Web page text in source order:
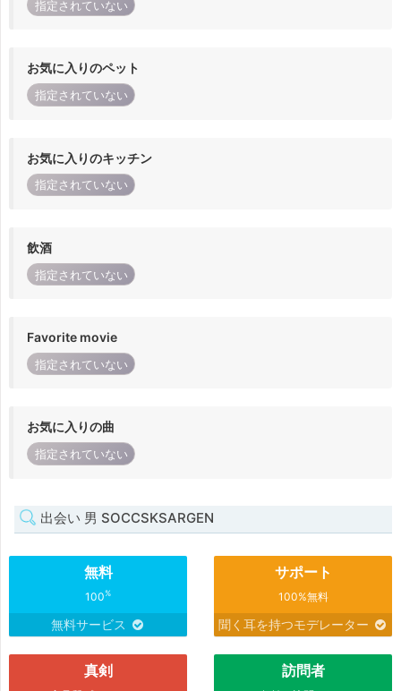
指定されていない
お気に入りのペット
指定されていない
お気に入りのキッチン
指定されていない
飲酒
指定されていない
Favorite movie
指定されていない
お気に入りの曲
指定されていない
出会い 男 SOCCSKSARGEN
無料
100%
無料サービス
サポート
100%無料
聞く耳を持つモデレーター
真剣 訪問者